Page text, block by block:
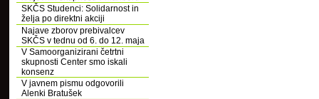
SKČS Studenci: Solidarnost in
želja po direktni akciji
Najave zborov prebivalcev
SKČS v tednu od 6. do 12. maja
V Samoorganizirani četrtni
skupnosti Center smo iskali
konsenz
V javnem pismu odgovorili
Alenki Bratušek